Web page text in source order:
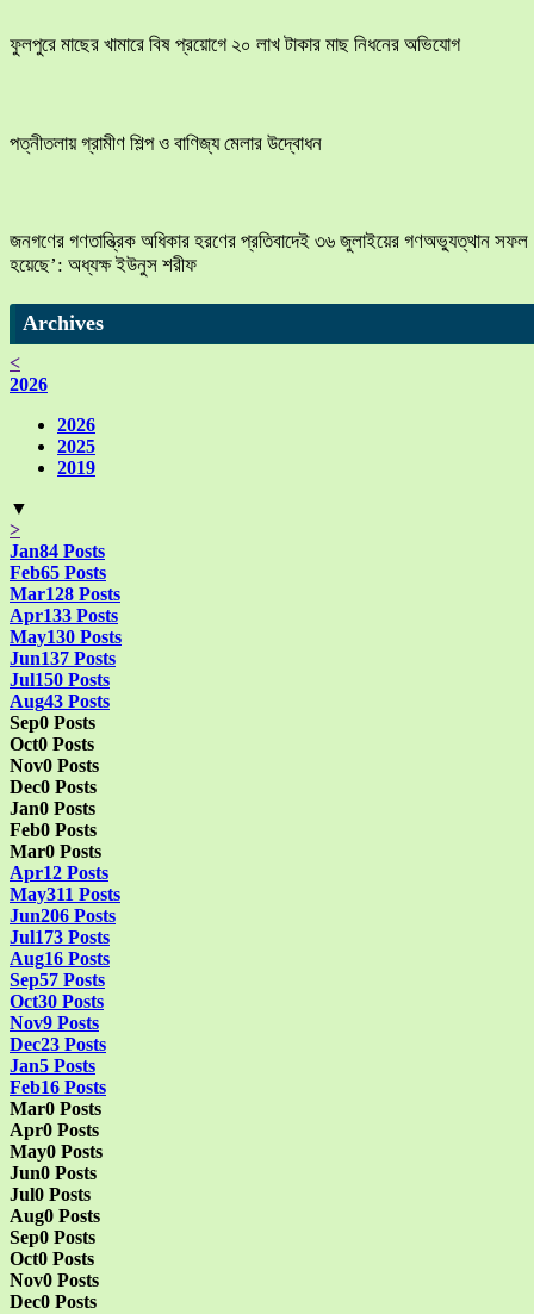
ফুলপুরে মাছের খামারে বিষ প্রয়োগে ২০ লাখ টাকার মাছ নিধনের অভিযোগ
পত্নীতলায় গ্রামীণ শিল্প ও বাণিজ্য মেলার উদ্বোধন
জনগণের গণতান্ত্রিক অধিকার হরণের প্রতিবাদেই ৩৬ জুলাইয়ের গণঅভ্যুত্থান সফল
হয়েছে’: অধ্যক্ষ ইউনুস শরীফ
Archives
<
2026
2026
2025
2019
▼
>
Jan84 Posts
Feb65 Posts
Mar128 Posts
Apr133 Posts
May130 Posts
Jun137 Posts
Jul150 Posts
Aug43 Posts
Sep0 Posts
Oct0 Posts
Nov0 Posts
Dec0 Posts
Jan0 Posts
Feb0 Posts
Mar0 Posts
Apr12 Posts
May311 Posts
Jun206 Posts
Jul173 Posts
Aug16 Posts
Sep57 Posts
Oct30 Posts
Nov9 Posts
Dec23 Posts
Jan5 Posts
Feb16 Posts
Mar0 Posts
Apr0 Posts
May0 Posts
Jun0 Posts
Jul0 Posts
Aug0 Posts
Sep0 Posts
Oct0 Posts
Nov0 Posts
Dec0 Posts